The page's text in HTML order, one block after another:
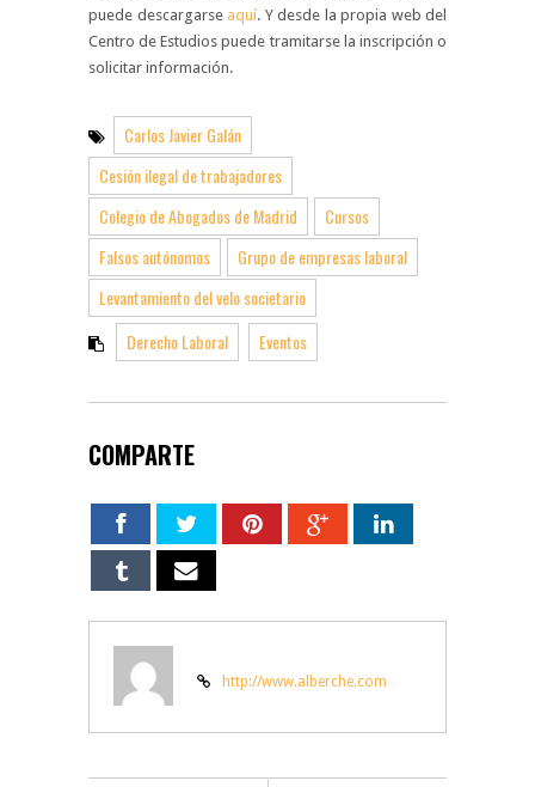
puede descargarse aquí. Y desde la propia web del
Centro de Estudios puede tramitarse la inscripción o
solicitar información.
Carlos Javier Galán
Cesión ilegal de trabajadores
Colegio de Abogados de Madrid
Cursos
Falsos autónomos
Grupo de empresas laboral
Levantamiento del velo societario
Derecho Laboral
Eventos
COMPARTE
http://www.alberche.com